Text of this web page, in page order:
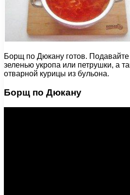
Борщ по Дюкану готов. Подавайте
зеленью укропа или петрушки, а
отварной курицы из бульона.
Борщ по Дюкану